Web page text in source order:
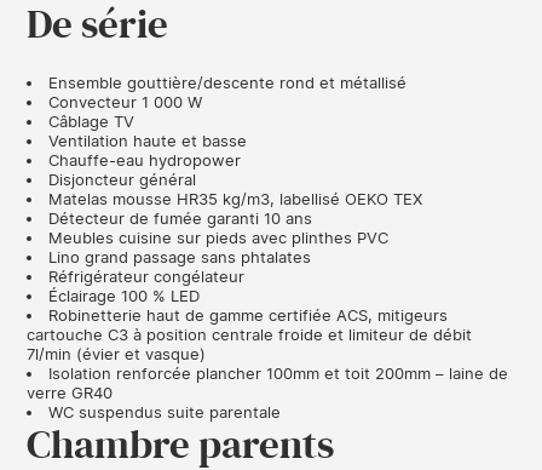
De série
Ensemble gouttière/descente rond et métallisé
Convecteur 1 000 W
Câblage TV
Ventilation haute et basse
Chauffe-eau hydropower
Disjoncteur général
Matelas mousse HR35 kg/m3, labellisé OEKO TEX
Détecteur de fumée garanti 10 ans
Meubles cuisine sur pieds avec plinthes PVC
Lino grand passage sans phtalates
Réfrigérateur congélateur
Éclairage 100 % LED
Robinetterie haut de gamme certifiée ACS, mitigeurs
cartouche C3 à position centrale froide et limiteur de débit
7l/min (évier et vasque)
Isolation renforcée plancher 100mm et toit 200mm – laine de
verre GR40
WC suspendus suite parentale
Chambre parents